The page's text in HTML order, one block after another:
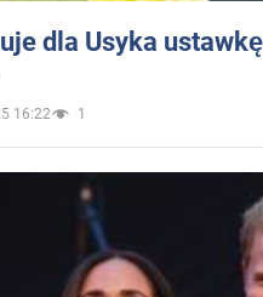
dla Usyka
16:22 1